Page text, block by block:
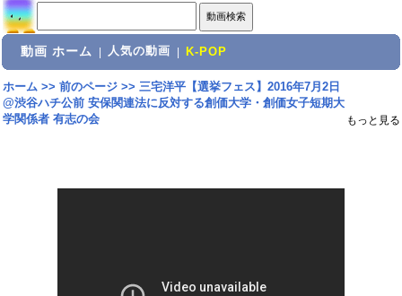
動画 ホーム 人気の動画 K-POP
ホーム>> 前のページ>> 三宅洋平【選挙フェス】2016年7月2日
@渋谷ハチ公前 安保関連法に反対する創価大学・創価女子短期大
学関係者 有志の会
もっと見る